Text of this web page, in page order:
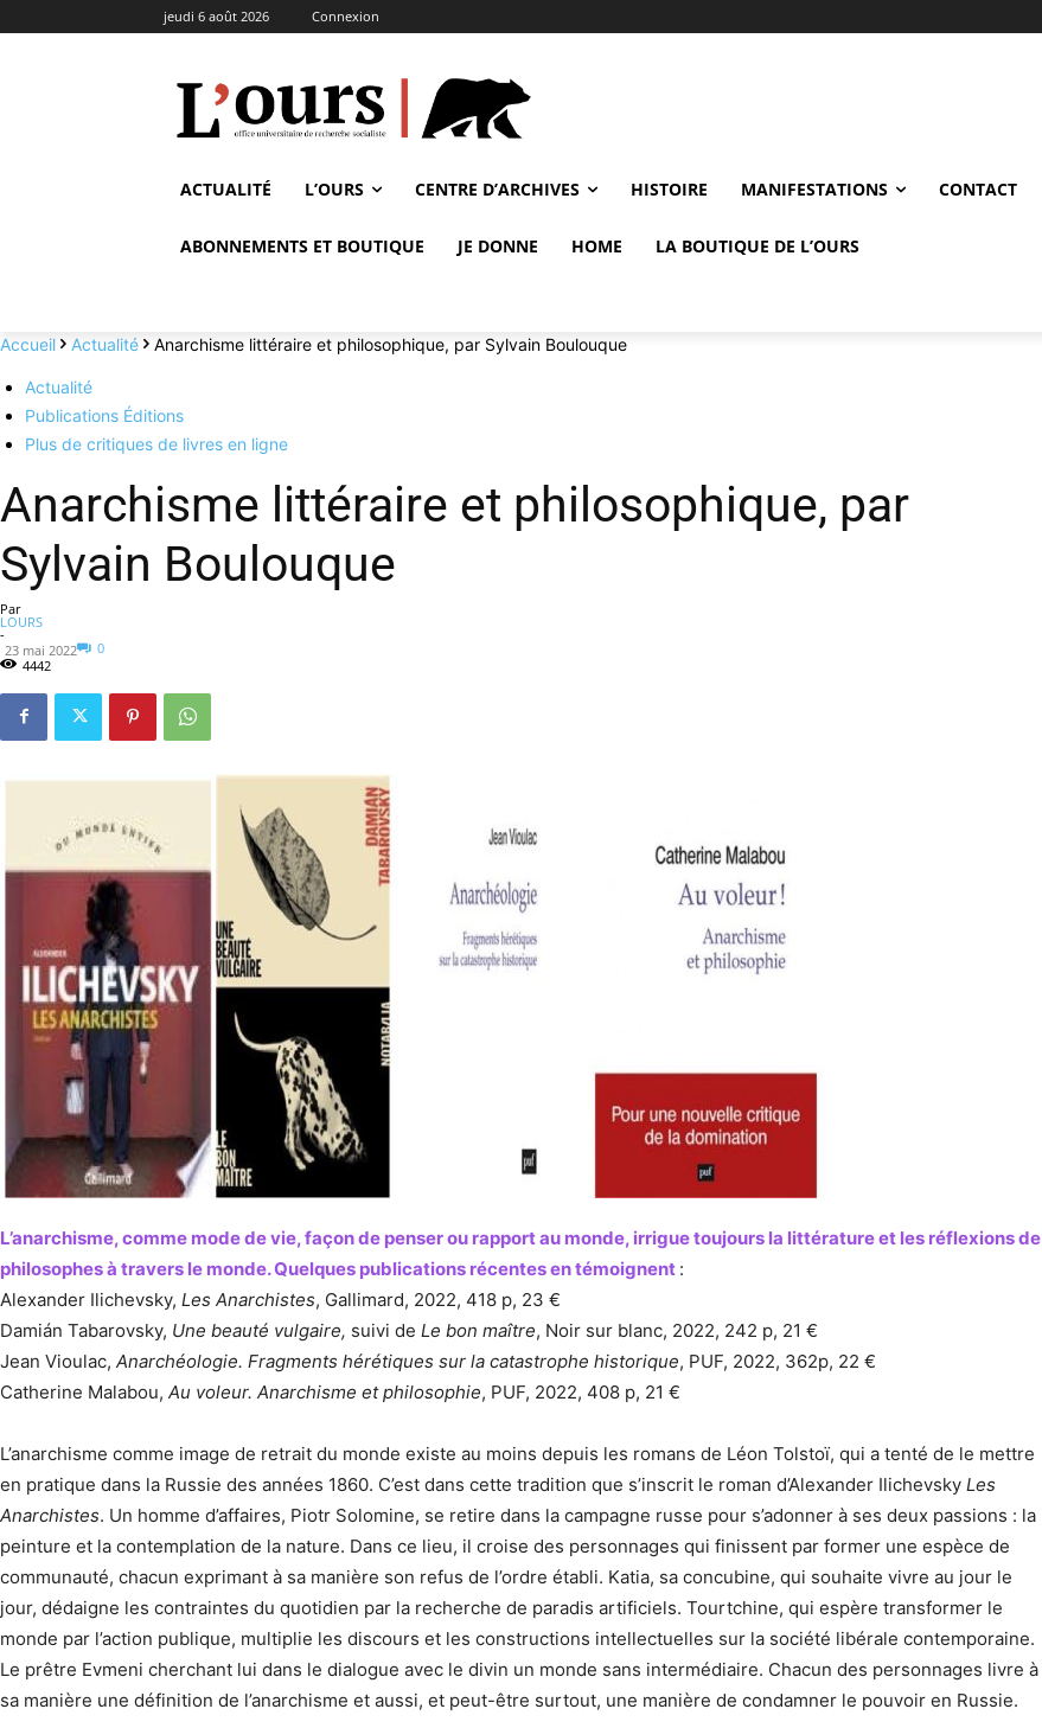
jeudi 6 août 2026 Connexion
ACTUALITÉ L’OURS CENTRE D’ARCHIVES HISTOIRE MANIFESTATIONS CONTACT
ABONNEMENTS ET BOUTIQUE JE DONNE HOME LA BOUTIQUE DE L’OURS
Accueil Actualité Anarchisme littéraire et philosophique, par Sylvain Boulouque
Actualité
Publications Éditions
Plus de critiques de livres en ligne
Anarchisme littéraire et philosophique, par
Sylvain Boulouque
Par
LOURS
-
23 mai 2022
0
4442
L’anarchisme, comme mode de vie, façon de penser ou rapport au monde, irrigue toujours la littérature et les réflexions de
philosophes à travers le monde. Quelques publications récentes en témoignent :
Alexander Ilichevsky, Les Anarchistes, Gallimard, 2022, 418 p, 23 €
Damián Tabarovsky, Une beauté vulgaire, suivi de Le bon maître, Noir sur blanc, 2022, 242 p, 21 €
Jean Vioulac, Anarchéologie. Fragments hérétiques sur la catastrophe historique, PUF, 2022, 362p, 22 €
Catherine Malabou, Au voleur. Anarchisme et philosophie, PUF, 2022, 408 p, 21 €
L’anarchisme comme image de retrait du monde existe au moins depuis les romans de Léon Tolstoï, qui a tenté de le mettre
en pratique dans la Russie des années 1860. C’est dans cette tradition que s’inscrit le roman d’Alexander Ilichevsky Les
Anarchistes. Un homme d’affaires, Piotr Solomine, se retire dans la campagne russe pour s’adonner à ses deux passions : la
peinture et la contemplation de la nature. Dans ce lieu, il croise des personnages qui finissent par former une espèce de
communauté, chacun exprimant à sa manière son refus de l’ordre établi. Katia, sa concubine, qui souhaite vivre au jour le
jour, dédaigne les contraintes du quotidien par la recherche de paradis artificiels. Tourtchine, qui espère transformer le
monde par l’action publique, multiplie les discours et les constructions intellectuelles sur la société libérale contemporaine.
Le prêtre Evmeni cherchant lui dans le dialogue avec le divin un monde sans intermédiaire. Chacun des personnages livre à
sa manière une définition de l’anarchisme et aussi, et peut-être surtout, une manière de condamner le pouvoir en Russie.